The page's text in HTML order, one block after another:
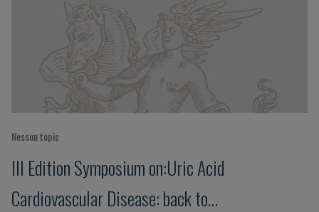
Nessun topic
III Edition Symposium on:Uric Acid
Cardiovascular Disease: back to